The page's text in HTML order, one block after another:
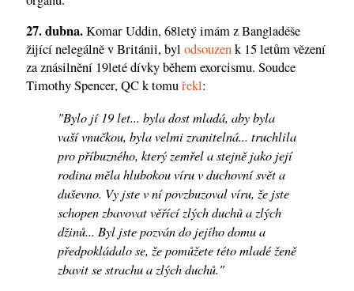
27. dubna.Komar Uddin, 68letý imám z Bangladéše
žijící nelegálně v Británii, byl odsouzenk 15 letům vězení
za znásilnění 19leté dívky během exorcismu. Soudce
Timothy Spencer, QC k tomuřekl:
"Bylo jí 19 let... byla dost mladá, aby byla
vaší vnučkou, byla velmi zranitelná... truchlila
pro příbuzného, který zemřel a stejně jako její
rodina měla hlubokou víru v duchovní svět a
duševno. Vy jste v ní povzbuzoval víru, že jste
schopen zbavovat věřící zlých duchů a zlých
džinů... Byl jste pozván do jejího domu a
předpokládalo se, že pomůžete této mladé ženě
zbavit se strachu a zlých duchů."